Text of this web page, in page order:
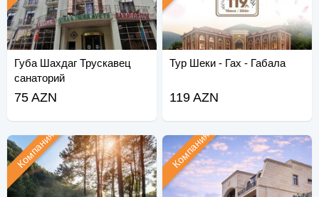
Губа Шахдаг Трускавец
санаторий
75 AZN
Тур Шеки - Гах - Габала
119 AZN
Компания Компания